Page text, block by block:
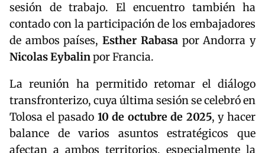
sesión de trabajo. El encuentro también ha
contado con la participación de los embajadores
de ambos países,Esther Rabasapor Andorra y
Nicolas Eybalinpor Francia.
La reunión ha permitido retomar el diálogo
transfronterizo, cuya última sesión se celebró en
Tolosa el pasado 10 de octubre de 2025, y hacer
balance de varios asuntos estratégicos que
afectan a ambos territorios, especialmente la